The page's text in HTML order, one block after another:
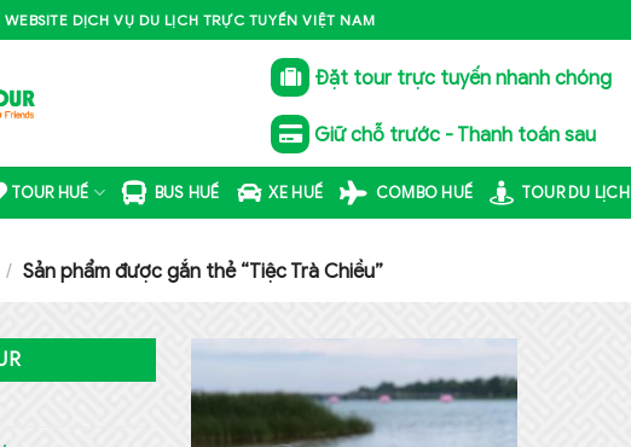
DỊCH VỤ DU LỊCH TRỰC TUYẾN VIỆT NAM
Đặt tour trực tuyến nhanh chóng
Giữ chỗ trước - Thanh toán sau
TOUR HUẾ BUS HUẾ XE HUẾ COMBO HUẾ TOUR DU LỊCH
/ Sản phẩm được gắn thẻ “Tiệc Trà Chiều”